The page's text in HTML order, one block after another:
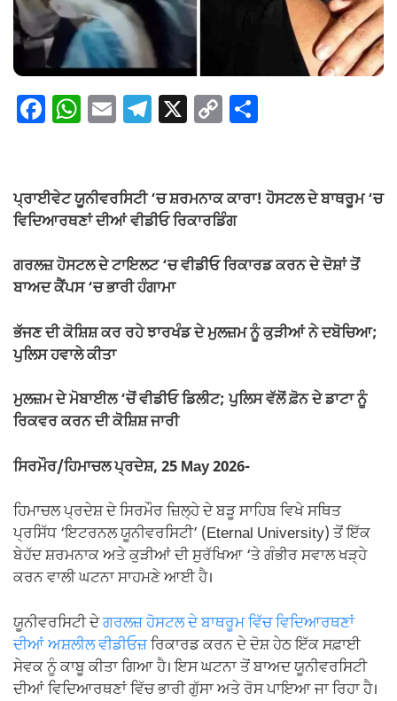
F
e
b
o
o
W
s
A
p
p
E T
gr
a
m
X C
y
Li
n
k
e
ਪ੍ਰਾਈਵੇਟ ਯੂਨੀਵਰਸਿਟੀ ‘ਚ ਸ਼ਰਮਨਾਕ ਕਾਰਾ! ਹੋਸਟਲ ਦੇ ਬਾਥਰੂਮ ‘ਚ
ਵਿਦਿਆਰਥਣਾਂ ਦੀਆਂ ਵੀਡੀਓ ਰਿਕਾਰਡਿੰਗ
ਗਰਲਜ਼ ਹੋਸਟਲ ਦੇ ਟਾਇਲਟ ‘ਚ ਵੀਡੀਓ ਰਿਕਾਰਡ ਕਰਨ ਦੇ ਦੋਸ਼ਾਂ ਤੋਂ
ਬਾਅਦ ਕੈਂਪਸ ‘ਚ ਭਾਰੀ ਹੰਗਾਮਾ
ਭੱਜਣ ਦੀ ਕੋਸ਼ਿਸ਼ ਕਰ ਰਹੇ ਝਾਰਖੰਡ ਦੇ ਮੁਲਜ਼ਮ ਨੂੰ ਕੁੜੀਆਂ ਨੇ ਦਬੋਚਿਆ;
ਪੁਲਿਸ ਹਵਾਲੇ ਕੀਤਾ
ਮੁਲਜ਼ਮ ਦੇ ਮੋਬਾਈਲ ‘ਚੋਂ ਵੀਡੀਓ ਡਿਲੀਟ; ਪੁਲਿਸ ਵੱਲੋਂ ਫ਼ੋਨ ਦੇ ਡਾਟਾ ਨੂੰ
ਰਿਕਵਰ ਕਰਨ ਦੀ ਕੋਸ਼ਿਸ਼ ਜਾਰੀ
ਸਿਰਮੌਰ/ਹਿਮਾਚਲ ਪ੍ਰਦੇਸ਼, 25 May 2026-
ਹਿਮਾਚਲ ਪ੍ਰਦੇਸ਼ ਦੇ ਸਿਰਮੌਰ ਜ਼ਿਲ੍ਹੇ ਦੇ ਬੜੂ ਸਾਹਿਬ ਵਿਖੇ ਸਥਿਤ
ਪ੍ਰਸਿੱਧ ‘ਇਟਰਨਲ ਯੂਨੀਵਰਸਿਟੀ’ (Eternal University) ਤੋਂ ਇੱਕ
ਬੇਹੱਦ ਸ਼ਰਮਨਾਕ ਅਤੇ ਕੁੜੀਆਂ ਦੀ ਸੁਰੱਖਿਆ ‘ਤੇ ਗੰਭੀਰ ਸਵਾਲ ਖੜ੍ਹੇ
ਕਰਨ ਵਾਲੀ ਘਟਨਾ ਸਾਹਮਣੇ ਆਈ ਹੈ।
ਯੂਨੀਵਰਸਿਟੀ ਦੇਗਰਲਜ਼ ਹੋਸਟਲ ਦੇ ਬਾਥਰੂਮ ਵਿੱਚ ਵਿਦਿਆਰਥਣਾਂ
ਦੀਆਂ ਅਸ਼ਲੀਲ ਵੀਡੀਓਜ਼ਰਿਕਾਰਡ ਕਰਨ ਦੇ ਦੋਸ਼ ਹੇਠ ਇੱਕ ਸਫ਼ਾਈ
ਸੇਵਕ ਨੂੰ ਕਾਬੂ ਕੀਤਾ ਗਿਆ ਹੈ। ਇਸ ਘਟਨਾ ਤੋਂ ਬਾਅਦ ਯੂਨੀਵਰਸਿਟੀ
ਦੀਆਂ ਵਿਦਿਆਰਥਣਾਂ ਵਿੱਚ ਭਾਰੀ ਗੁੱਸਾ ਅਤੇ ਰੋਸ ਪਾਇਆ ਜਾ ਰਿਹਾ ਹੈ।